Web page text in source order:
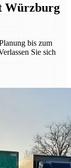
Würzburg
bis zum
Sie sich